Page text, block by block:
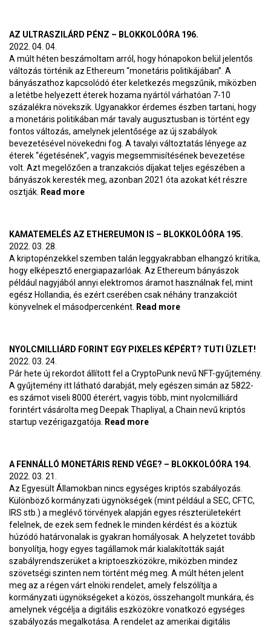
AZ ULTRASZILÁRD PÉNZ – BLOKKOLÓÓRA 196.
2022. 04. 04.
A múlt héten beszámoltam arról, hogy hónapokon belül jelentős
változás történik az Ethereum “monetáris politikájában”. A
bányászathoz kapcsolódó éter keletkezés megszűnik, miközben
a letétbe helyezett éterek hozama nyártól várhatóan 7-10
százalékra növekszik. Ugyanakkor érdemes észben tartani, hogy
a monetáris politikában már tavaly augusztusban is történt egy
fontos változás, amelynek jelentősége az új szabályok
bevezetésével növekedni fog. A tavalyi változtatás lényege az
éterek “égetésének”, vagyis megsemmisítésének bevezetése
volt. Azt megelőzően a tranzakciós díjakat teljes egészében a
bányászok keresték meg, azonban 2021 óta azokat két részre
osztják. Read more
KAMATEMELÉS AZ ETHEREUMON IS – BLOKKOLÓÓRA 195.
2022. 03. 28.
A kriptopénzekkel szemben talán leggyakrabban elhangzó kritika,
hogy elképesztő energiapazarlóak. Az Ethereum bányászok
például nagyjából annyi elektromos áramot használnak fel, mint
egész Hollandia, és ezért cserében csak néhány tranzakciót
könyvelnek el másodpercenként. Read more
NYOLCMILLIÁRD FORINT EGY PIXELES KÉPÉRT? TUTI ÜZLET!
2022. 03. 24.
Pár hete új rekordot állított fel a CryptoPunk nevű NFT-gyűjtemény.
A gyűjtemény itt látható darabját, mely egészen simán az 5822-
es számot viseli 8000 éterért, vagyis több, mint nyolcmilliárd
forintért vásárolta meg Deepak Thapliyal, a Chain nevű kriptós
startup vezérigazgatója.
Read more
A FENNÁLLÓ MONETÁRIS REND VÉGE? – BLOKKOLÓÓRA 194.
2022. 03. 21.
Az Egyesült Államokban nincs egységes kriptós szabályozás.
Különböző kormányzati ügynökségek (mint például a SEC, CFTC,
IRS stb.) a meglévő törvények alapján egyes részterületekért
felelnek, de ezek sem fednek le minden kérdést és a köztük
húzódó határvonalak is gyakran homályosak. A helyzetet tovább
bonyolítja, hogy egyes tagállamok már kialakították saját
szabályrendszerüket a kriptoeszközökre, miközben mindez
szövetségi szinten nem történt még meg. A múlt héten jelent
meg az a régen várt elnöki rendelet, amely felszólítja a
kormányzati ügynökségeket a közös, összehangolt munkára, és
amelynek végcélja a digitális eszközökre vonatkozó egységes
szabályozás megalkotása. A rendelet az amerikai digitális